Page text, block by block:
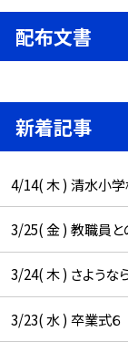
配布文書
新着記事
4/14( 木 ) 清水小学
3/25( 金 ) 教職員と
3/24( 木 ) さような
3/23( 水 ) 卒業式６